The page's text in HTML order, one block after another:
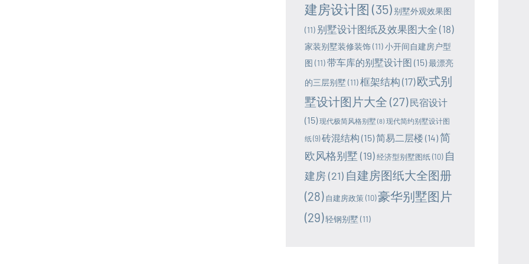
建房设计图 (35) 别墅外观效果图
(11) 别墅设计图纸及效果图大全 (18)
家装别墅装修装饰(11)小开间自建房户型
图 (11)带车库的别墅设计图 (15)最漂亮
的三层别墅 (11)框架结构 (17) 欧式别
墅设计图片大全 (27) 民宿设计
(15) 现代极简风格别墅(8) 现代简约别墅设计图
纸(9) 砖混结构 (15)简易二层楼 (14)简
欧风格别墅 (19)经济型别墅图纸(10) 自
建房(21) 自建房图纸大全图册
(28) 自建房政策(10)豪华别墅图片
(29)轻钢别墅 (11)